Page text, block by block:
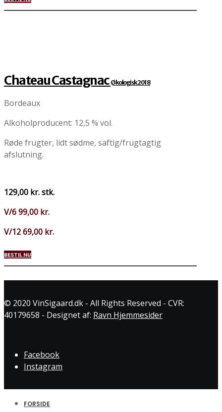
Chateau Castagnac Økologisk 2018
Bordeaux
Alkoholproducent: 12,5 % vol.
Røde frugter, lidt sødme, saftig/frugtagtig
afslutning.
129,00 kr. stk.
V/6 99,00 kr.
V/12 69,00 kr.
BESTIL NU
© 2020 VinSigaard.dk - All Rights Reserved - CVR:
40179658 - Designet af: Ravn Hjemmesider
Facebook
Instagram
FORSIDE